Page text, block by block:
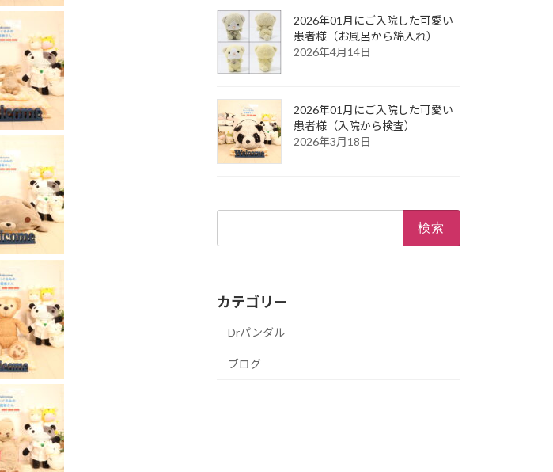
2026年01月にご入院した可愛い
患者様（お風呂から綿入れ）
2026年4月14日
2026年01月にご入院した可愛い
患者様（入院から検査）
2026年3月18日
カテゴリー
Drパンダル
ブログ